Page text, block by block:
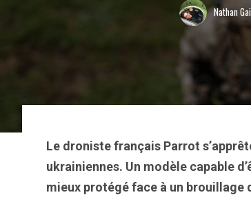
Nathan
Le droniste français Parrot
ukrainiennes. Un modèle capable
mieux protégé face à un brouillage